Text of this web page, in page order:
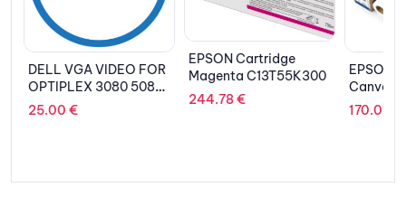
DELL VGA VIDEO FOR
OPTIPLEX 3080 5080
7080 MFF
25.00 €
EPSON Cartridge
Magenta C13T55K300
244.78€
EPSON
Canvas
170.01